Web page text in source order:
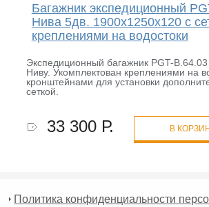
Багажник экспедиционный
Нива 5дв. 1900х1250х120 с
креплениями на водостоки
Экспедиционный багажник PGT-
Ниву. Укомплектован креплениями на
кронштейнами для установки
сеткой.
33 300 Р. В
Политика конфиденциальности